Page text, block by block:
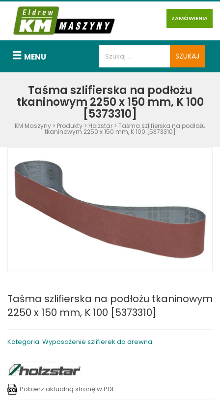
ZAMÓWIENIA
MENU
Taśma szlifierska na podłożu
tkaninowym 2250 x 150 mm, K 100
[5373310]
KM Maszyny> Produkty> Holzstar> Taśma szlifierska na podłożu
tkaninowym 2250 x 150 mm, K 100 [5373310]
Taśma szlifierska na podłożu tkaninowym
2250 x 150 mm, K 100 [5373310]
Kategoria: Wyposażenie szlifierek do drewna
Pobierz aktualną stronę w PDF